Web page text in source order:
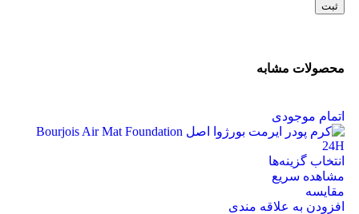
محصولات مشابه
اتمام موجودی
انتخاب گزینه‌ها
مشاهده سریع
مقایسه
افزودن به علاقه مندی